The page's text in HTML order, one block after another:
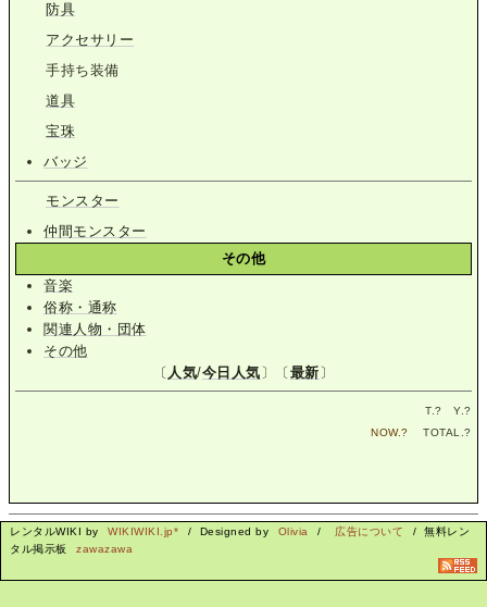
防具
アクセサリー
手持ち装備
道具
宝珠
バッジ
モンスター
仲間モンスター
その他
音楽
俗称・通称
関連人物・団体
その他
〔 人気/今日人気 〕〔 最新 〕
T.? Y.?
NOW.? TOTAL.?
レンタルWIKI by WIKIWIKI.jp* / Designed by Olivia / 広告について
/ 無料レン
タル掲示板
zawazawa